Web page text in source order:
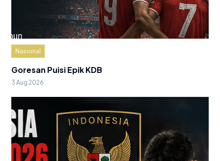
Nasional
Goresan Puisi Epik KDB
3 Aug 2026